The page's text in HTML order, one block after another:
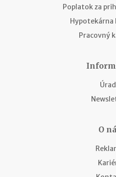
Poplatok za
Hypotekárna
Pracovný
O